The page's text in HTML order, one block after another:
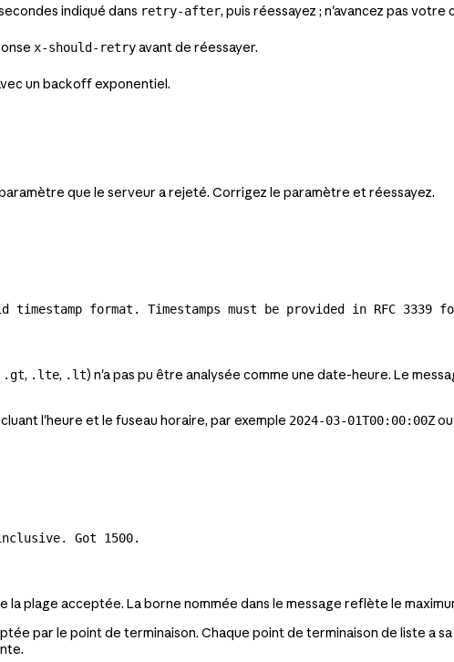
indiqué dans retry-after, puis réessayez ; n'avancez pas votre
x-should-retryavant de réessayer.
un backoff exponentiel.
que le serveur a rejeté. Corrigez le paramètre et réessayez.
format. Timestamps must be provided in RFC 3339
.gt, .lte, .lt) n'a pas pu être analysée comme une date-heure. Le
l'heure et le fuseau horaire, par exemple 2024-03-01T00:00:00Z
Got 1500.
la plage acceptée. La borne nommée dans le message reflète le
par le point de terminaison. Chaque point de terminaison de liste a